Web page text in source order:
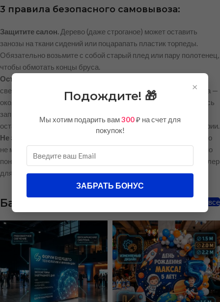
3 правила безопасного самовывоза:
Защитите салон. Дерево (даже строганое) может оставить
занозы на ткани сидений или поцарапать пластик торпеды.
Обязательно возьмите с собой старый плед или пару полотенец,
чтобы обмотать концы бруса.
Осторожно с баннером.
свернутым в рулон на картонной гильзе (шпуле). Длина рулона —
около 2 метров.
Никогда не сгибайте рулон пополам
, пытаясь
запихнуть его в машину! Вы сломаете гильзу, а на виниле
останутся неустранимые заломы, которые испортят фотографии.
Не забудьте инструмент.
Поскольку деревянный каркас — это
не металл с готовыми барашками, для сборки вам обязательно
понадобится шуруповерт (или отвертка) и строительный степлер
для натяжки.
Смотреть все
Баннеры
×
Подождите! 🎁
Мы хотим подарить вам300₽ на счет для
покупок!
ЗАБРАТЬ БОНУС